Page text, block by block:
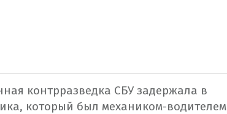
контрразведка СБУ задержала в
который был механиком-водителем